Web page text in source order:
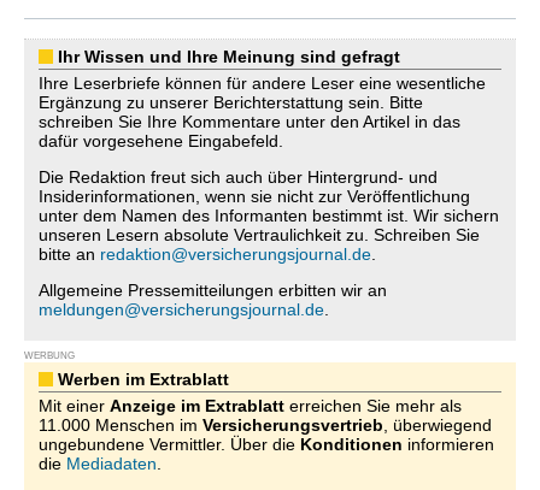
Ihr Wissen und Ihre Meinung sind gefragt
Ihre Leserbriefe können für andere Leser eine wesentliche
Ergänzung zu unserer Berichterstattung sein. Bitte
schreiben Sie Ihre Kommentare unter den Artikel in das
dafür vorgesehene Eingabefeld.
Die Redaktion freut sich auch über Hintergrund- und
Insiderinformationen, wenn sie nicht zur Veröffentlichung
unter dem Namen des Informanten bestimmt ist. Wir sichern
unseren Lesern absolute Vertraulichkeit zu. Schreiben Sie
bitte an redaktion@versicherungsjournal.de
Allgemeine Pressemitteilungen erbitten wir an
meldungen@versicherungsjournal.de
WERBUNG
Werben im Extrablatt
Mit einer Anzeige im Extrablatt erreichen Sie mehr als
11.000 Menschen im Versicherungsvertrieb , überwiegend
ungebundene Vermittler. Über die Konditionen informieren
die Mediadaten